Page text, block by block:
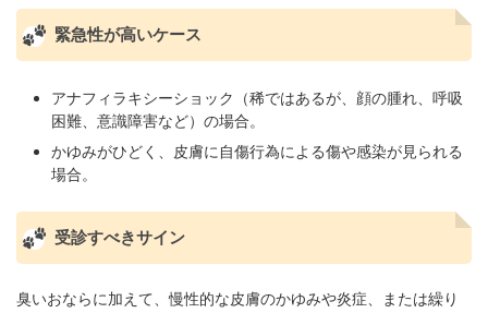
緊急性が高いケース
アナフィラキシーショック（稀ではあるが、顔の腫れ、呼吸
困難、意識障害など）の場合。
かゆみがひどく、皮膚に自傷行為による傷や感染が見られる
場合。
受診すべきサイン
臭いおならに加えて、慢性的な皮膚のかゆみや炎症、または繰り